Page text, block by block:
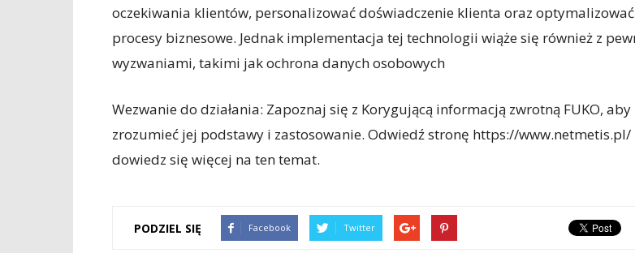
oczekiwania klientów, personalizować doświadczenie klienta oraz optymalizować
procesy biznesowe. Jednak implementacja tej technologii wiąże się również z
wyzwaniami, takimi jak ochrona danych osobowych
Wezwanie do działania: Zapoznaj się z Korygującą informacją zwrotną FUKO,
zrozumieć jej podstawy i zastosowanie. Odwiedź stronę https://www.netmetis.pl/
dowiedz się więcej na ten temat.
PODZIEL SIĘ Facebook Twitter